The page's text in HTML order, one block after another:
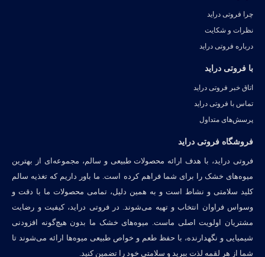
چرا فروتی دراید
نظرات و شکایت
درباره فروتی دراید
با فروتی دراید
اتاق خبر فروتی دراید
تماس با فروتی دراید
پرسش‌های متداول
فروشگاه فروتی دراید
فروتی دراید، با هدف ارائه محصولات طبیعی و سالم، مجموعه‌ای از بهترین
میوه‌های خشک را برای شما فراهم کرده است. ما باور داریم که تغذیه سالم
کلید سلامتی و نشاط است و به همین دلیل، تمامی محصولات ما با دقت و
وسواس فراوان انتخاب و تهیه می‌شوند. در فروتی دراید، کیفیت و رضایت
مشتریان اولویت اصلی ماست. میوه‌های خشک ما بدون هیچ‌گونه افزودنی
شیمیایی و نگهدارنده، با حفظ طعم و خواص طبیعی میوه‌ها ارائه می‌شوند تا
شما از هر لقمه لذت ببرید و سلامتی خود را تضمین کنید.